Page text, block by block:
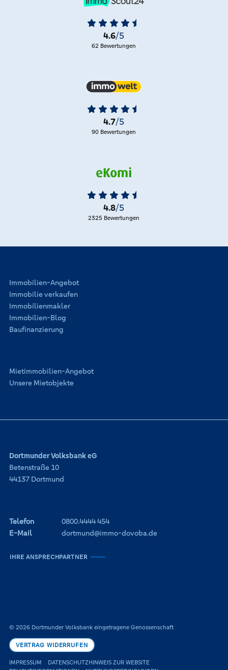
4.6/5
62 Bewertungen
4.7/5
90 Bewertungen
4.8/5
2325 Bewertungen
Immobilien-Angebot
Immobilie verkaufen
Immobilienmakler
Immobilien-Blog
Baufinanzierung
Mietimmobilien-Angebot
Unsere Mietobjekte
Dortmunder Volksbank eG
Betenstraße 10
44137 Dortmund
Telefon
0800.4444 454
E-Mail
dortmund@immo-dovoba.de
IHRE ANSPRECHPARTNER
© 2026 Dortmunder Volksbank eingetragene Genossenschaft
VERTRAG WIDERRUFEN
IMPRESSUM
DATENSCHUTZHINWEIS ZUR WEBSITE